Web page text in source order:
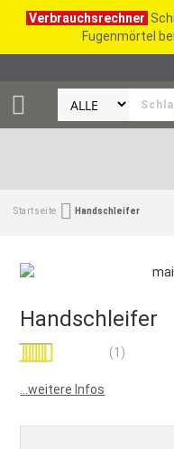
Verbrauchsrechner
Fugenmörtel
Startseite Handschleifer
Handschleifer
(1)
...weitere Infos